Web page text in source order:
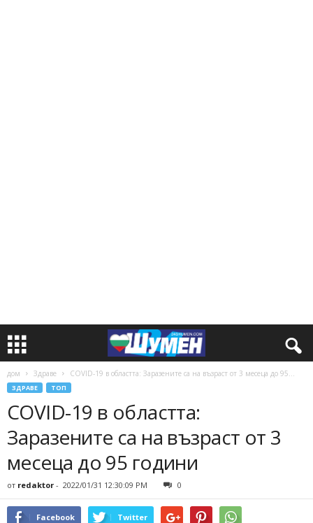
дом Здраве COVID-19 в областта: Заразените са на възраст от 3 месеца до 95...
ЗДРАВЕ ТОП
COVID-19 в областта:
Заразените са на възраст от 3
месеца до 95 години
от redaktor - 2022/01/31 12:30:09 PM 0
Facebook Twitter